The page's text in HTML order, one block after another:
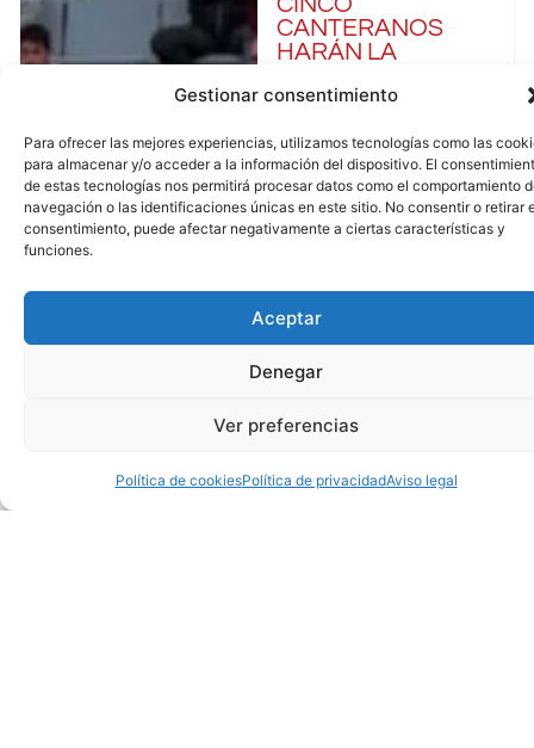
Gestionar consentimiento
Para ofrecer las mejores experiencias, utilizamos tecnologías como las
para almacenar y/o acceder a la información del dispositivo. El
de estas tecnologías nos permitirá procesar datos como el comportamiento
navegación o las identificaciones únicas en este sitio. No consentir o retirar
consentimiento, puede afectar negativamente a ciertas características y
funciones.
Aceptar
Denegar
Ver preferencias
Política de cookiesPolítica de privacidadAviso legal
CANTERANOS
HARÁN LA
CON EL BADA
Leer completa